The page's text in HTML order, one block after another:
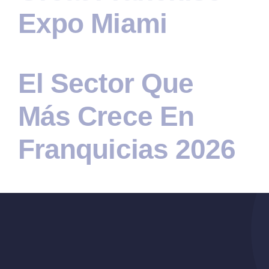
Expo Miami
El Sector Que
Más Crece En
Franquicias 2026